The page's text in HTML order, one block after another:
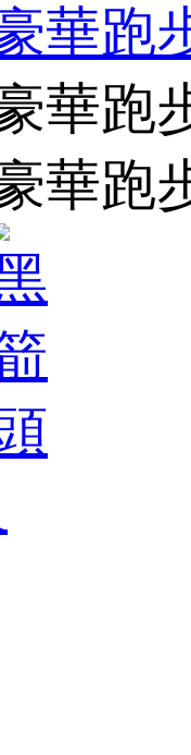
華跑
華跑
華跑